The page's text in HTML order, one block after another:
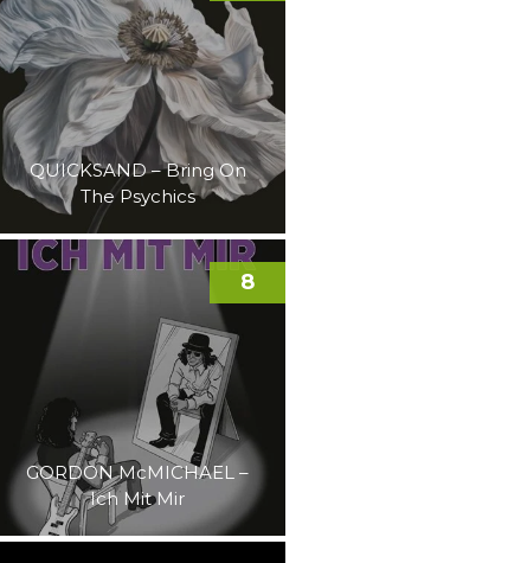
QUICKSAND – Bring On
The Psychics
GORDON McMICHAEL –
Ich Mit Mir
8